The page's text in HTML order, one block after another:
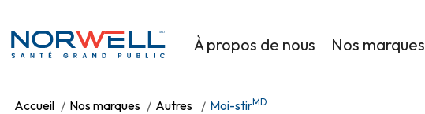
MD
À propos de nous Nos marques
Accueil Nos marques Autres Moi-stirMD